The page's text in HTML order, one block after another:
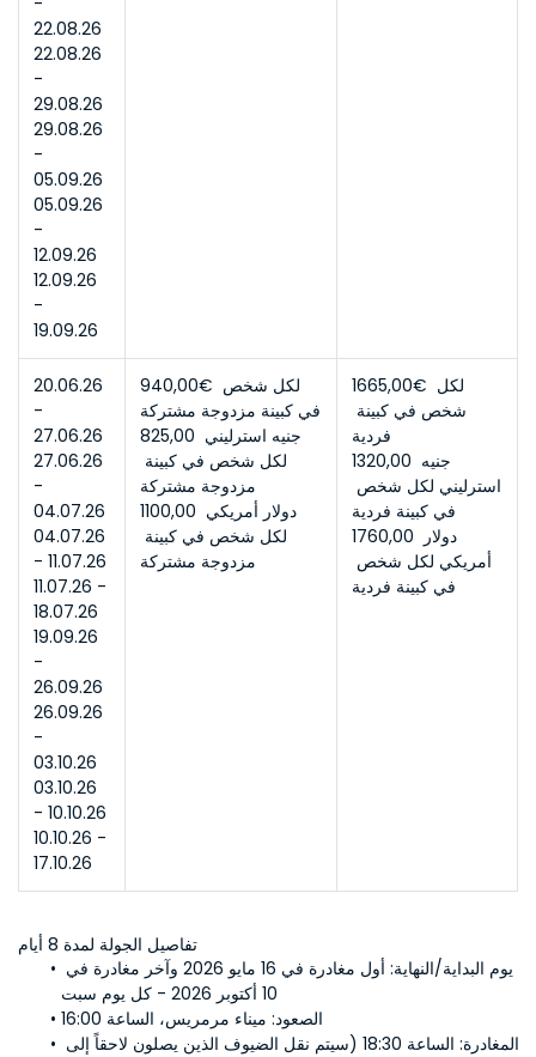
22.08.26
22.08.26
-
29.08.26
29.08.26
-
05.09.26
05.09.26
-
12.09.26
12.09.26
-
19.09.26
20.06.26
-
27.06.26
27.06.26
-
04.07.26
04.07.26
- 11.07.26
11.07.26 -
18.07.26
19.09.26
-
26.09.26
26.09.26
-
03.10.26
03.10.26
- 10.10.26
10.10.26 -
17.10.26
940,00€ لكل شخص
في كبينة مزدوجة مشتركة
825,00 جنيه استرليني
مزدوجة مشتركة
1100,00 دولار أمريكي
مزدوجة مشتركة
1665,00€ لكل
فردية
1320,00 جنيه
في كبينة فردية
1760,00 دولار
في كبينة فردية
تفاصيل الجولة لمدة 8 أيام
يوم البداية/النهاية:
10 أكتوبر 2026 - كل يوم سبت
الصعود: ميناء مرمريس، الساعة 16:00
المغادرة: